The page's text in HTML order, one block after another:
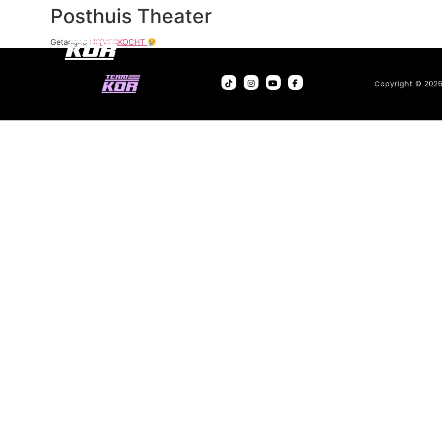
Posthuis Theater
Getagged UITVERKOCHT
Copyright © 2026